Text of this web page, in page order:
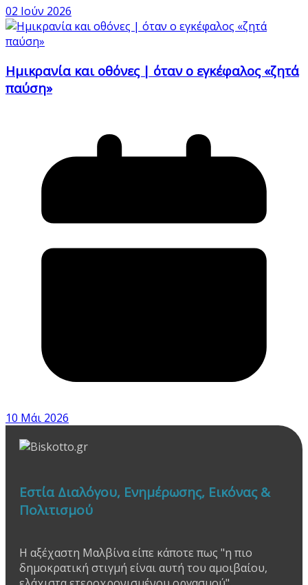
02 Ιούν 2026
Ημικρανία και οθόνες | όταν ο εγκέφαλος «ζητά
παύση»
10 Μάι 2026
Εστία Διαλόγου, Ενημέρωσης, Εικόνας &
Πολιτισμού
Η αξέχαστη Μαλβίνα είπε κάποτε πως "η πιο
δημοκρατική στιγμή είναι αυτή του αμοιβαίου,